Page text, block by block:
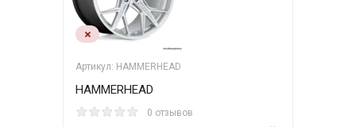
Артикул: HAMMERHEAD
HAMMERHEAD
0 отзывов